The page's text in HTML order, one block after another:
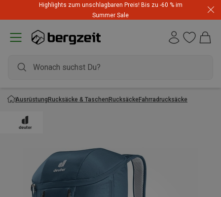
Highlights zum unschlagbaren Preis! Bis zu -60 % im
Summer Sale
AusrüstungRucksäcke & TaschenRucksäckeFahrradrucksäcke